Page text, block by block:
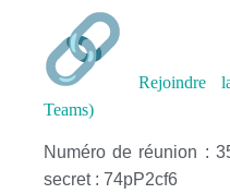
Rejoindre
Teams)
Numéro de réunion :
secret : 74pP2cf6